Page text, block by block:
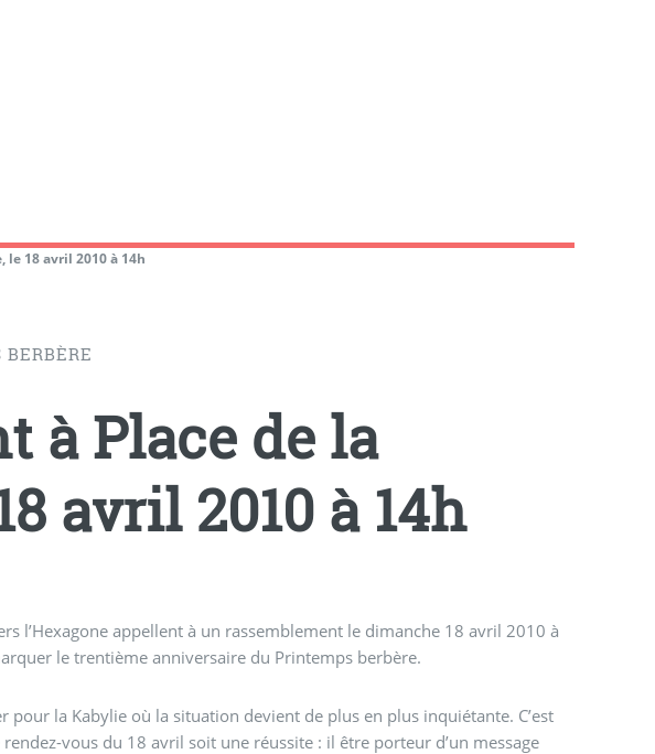
le 18 avril 2010 à 14h
à Place de la
avril 2010 à 14h
l’Hexagone appellent à un rassemblement le dimanche 18 avril 2010 à
le trentième anniversaire du Printemps berbère.
la Kabylie où la situation devient de plus en plus inquiétante. C’est
vous du 18 avril soit une réussite : il être porteur d’un message